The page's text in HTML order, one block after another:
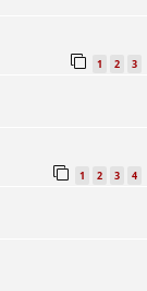
1 2 3
1 2 3 4